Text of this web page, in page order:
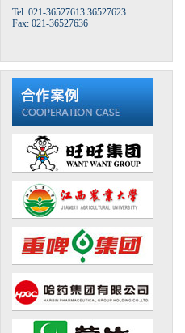
Tel: 021-36527613 36527623
Fax: 021-36527636